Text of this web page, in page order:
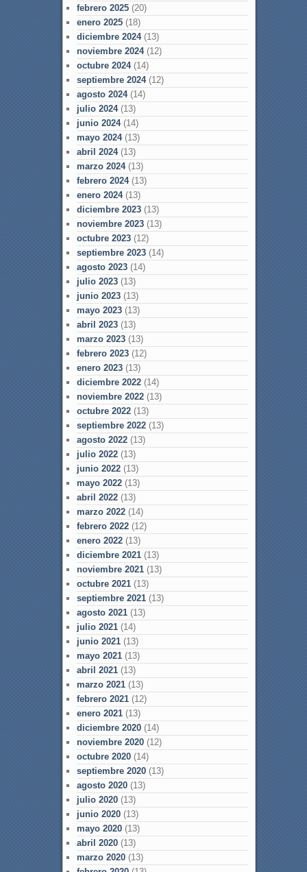
febrero 2025(20)
enero 2025(18)
diciembre 2024(13)
noviembre 2024(12)
octubre 2024(14)
septiembre 2024(12)
agosto 2024(14)
julio 2024(13)
junio 2024(14)
mayo 2024(13)
abril 2024(13)
marzo 2024(13)
febrero 2024(13)
enero 2024(13)
diciembre 2023(13)
noviembre 2023(13)
octubre 2023(12)
septiembre 2023(14)
agosto 2023(14)
julio 2023(13)
junio 2023(13)
mayo 2023(13)
abril 2023(13)
marzo 2023(13)
febrero 2023(12)
enero 2023(13)
diciembre 2022(14)
noviembre 2022(13)
octubre 2022(13)
septiembre 2022(13)
agosto 2022(13)
julio 2022(13)
junio 2022(13)
mayo 2022(13)
abril 2022(13)
marzo 2022(14)
febrero 2022(12)
enero 2022(13)
diciembre 2021(13)
noviembre 2021(13)
octubre 2021(13)
septiembre 2021(13)
agosto 2021(13)
julio 2021(14)
junio 2021(13)
mayo 2021(13)
abril 2021(13)
marzo 2021(13)
febrero 2021(12)
enero 2021(13)
diciembre 2020(14)
noviembre 2020(12)
octubre 2020(14)
septiembre 2020(13)
agosto 2020(13)
julio 2020(13)
junio 2020(13)
mayo 2020(13)
abril 2020(13)
marzo 2020(13)